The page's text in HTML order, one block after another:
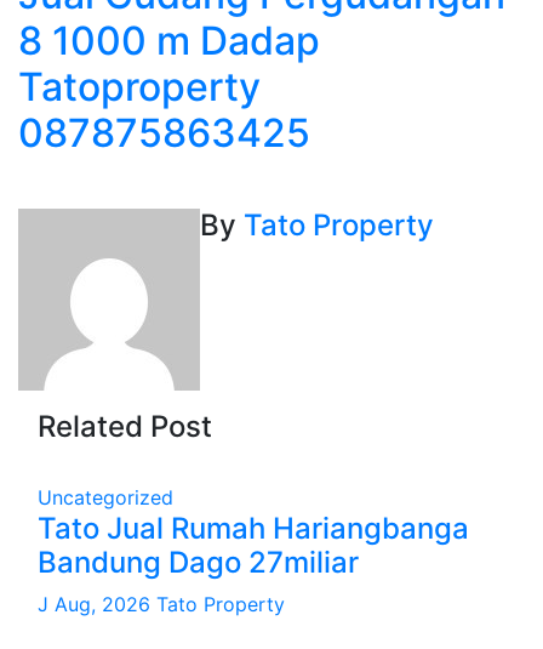
8 1000 m Dadap
Tatoproperty
087875863425
By Tato Property
Related Post
Uncategorized
Tato Jual Rumah Hariangbanga
Bandung Dago 27miliar
J Aug, 2026 Tato Property